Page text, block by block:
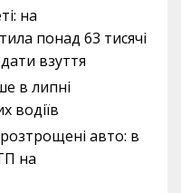
на
понад 63 тисячі
взуття
в липні
водіїв
авто: в
на